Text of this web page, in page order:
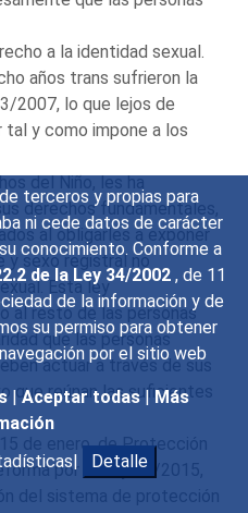
terceros y propias para
ni cede datos de carácter
conocimiento. Conforme a
de la Ley 34/2002 , de 11
de la información y de
su permiso para obtener
por el sitio web
|Aceptar todas|Más
Detalle
a la identidad sexual.
años trans sufrieron la
2007, lo que lejos de
y como impone a los
del Niño, les ha
derechos fundamentales,
al obligarles a exponer
y sexo registral no
Esta ley
al resto de las personas
que las personas
actuar a través de sus
que reúnan las suficientes
de enero, de Protección
por la Ley 26/2015,
del sistema de protección